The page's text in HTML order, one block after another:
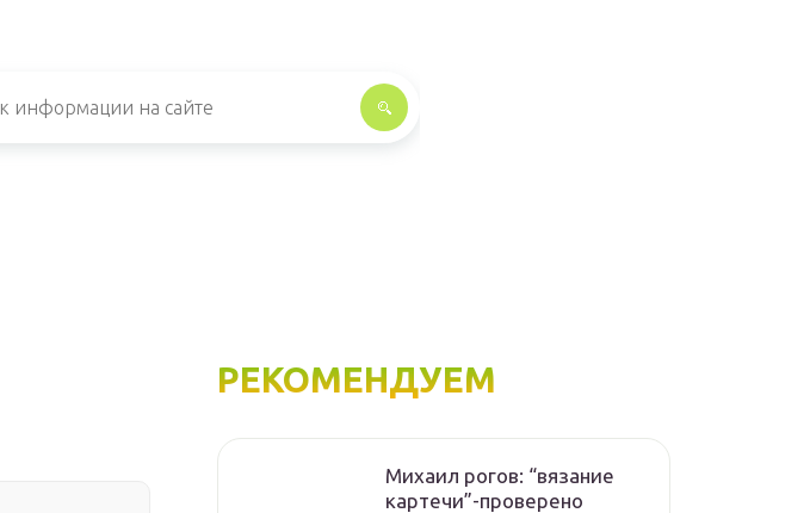
РЕКОМЕНДУЕМ
Михаил рогов: “вязание
картечи”-проверено